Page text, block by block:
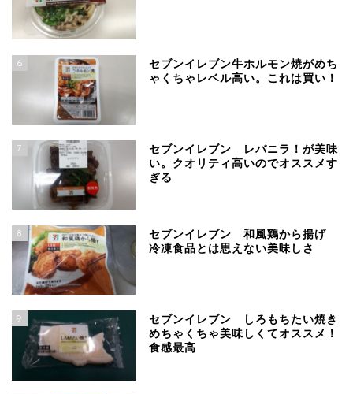
6
セブンイレブン牛ホルモン焼がめち
ゃくちゃレベル高い。これは買い！
7
セブンイレブン レバニラ！が美味
い。クオリティ高いのでオススメす
ぎる
8
セブンイレブン 和風鶏から揚げ
冷凍食品とは思えない美味しさ
9
セブンイレブン しろもちたい焼き
めちゃくちゃ美味しくてオススメ！
食感最高